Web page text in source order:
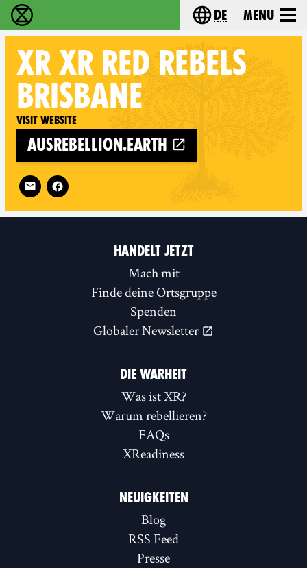
extinction rebellion - Home Choose your
de Menu
XR XR RED REBELS
BRISBANE
Visit website
ausrebellion.earth
Follow XR XR Red Rebels Brisbane on
HANDELT JETZT
Mach mit
Finde deine Ortsgruppe
Spenden
Globaler Newsletter
DIE WARHEIT
Was ist XR?
Warum rebellieren?
FAQs
XReadiness
NEUIGKEITEN
Blog
RSS Feed
Presse